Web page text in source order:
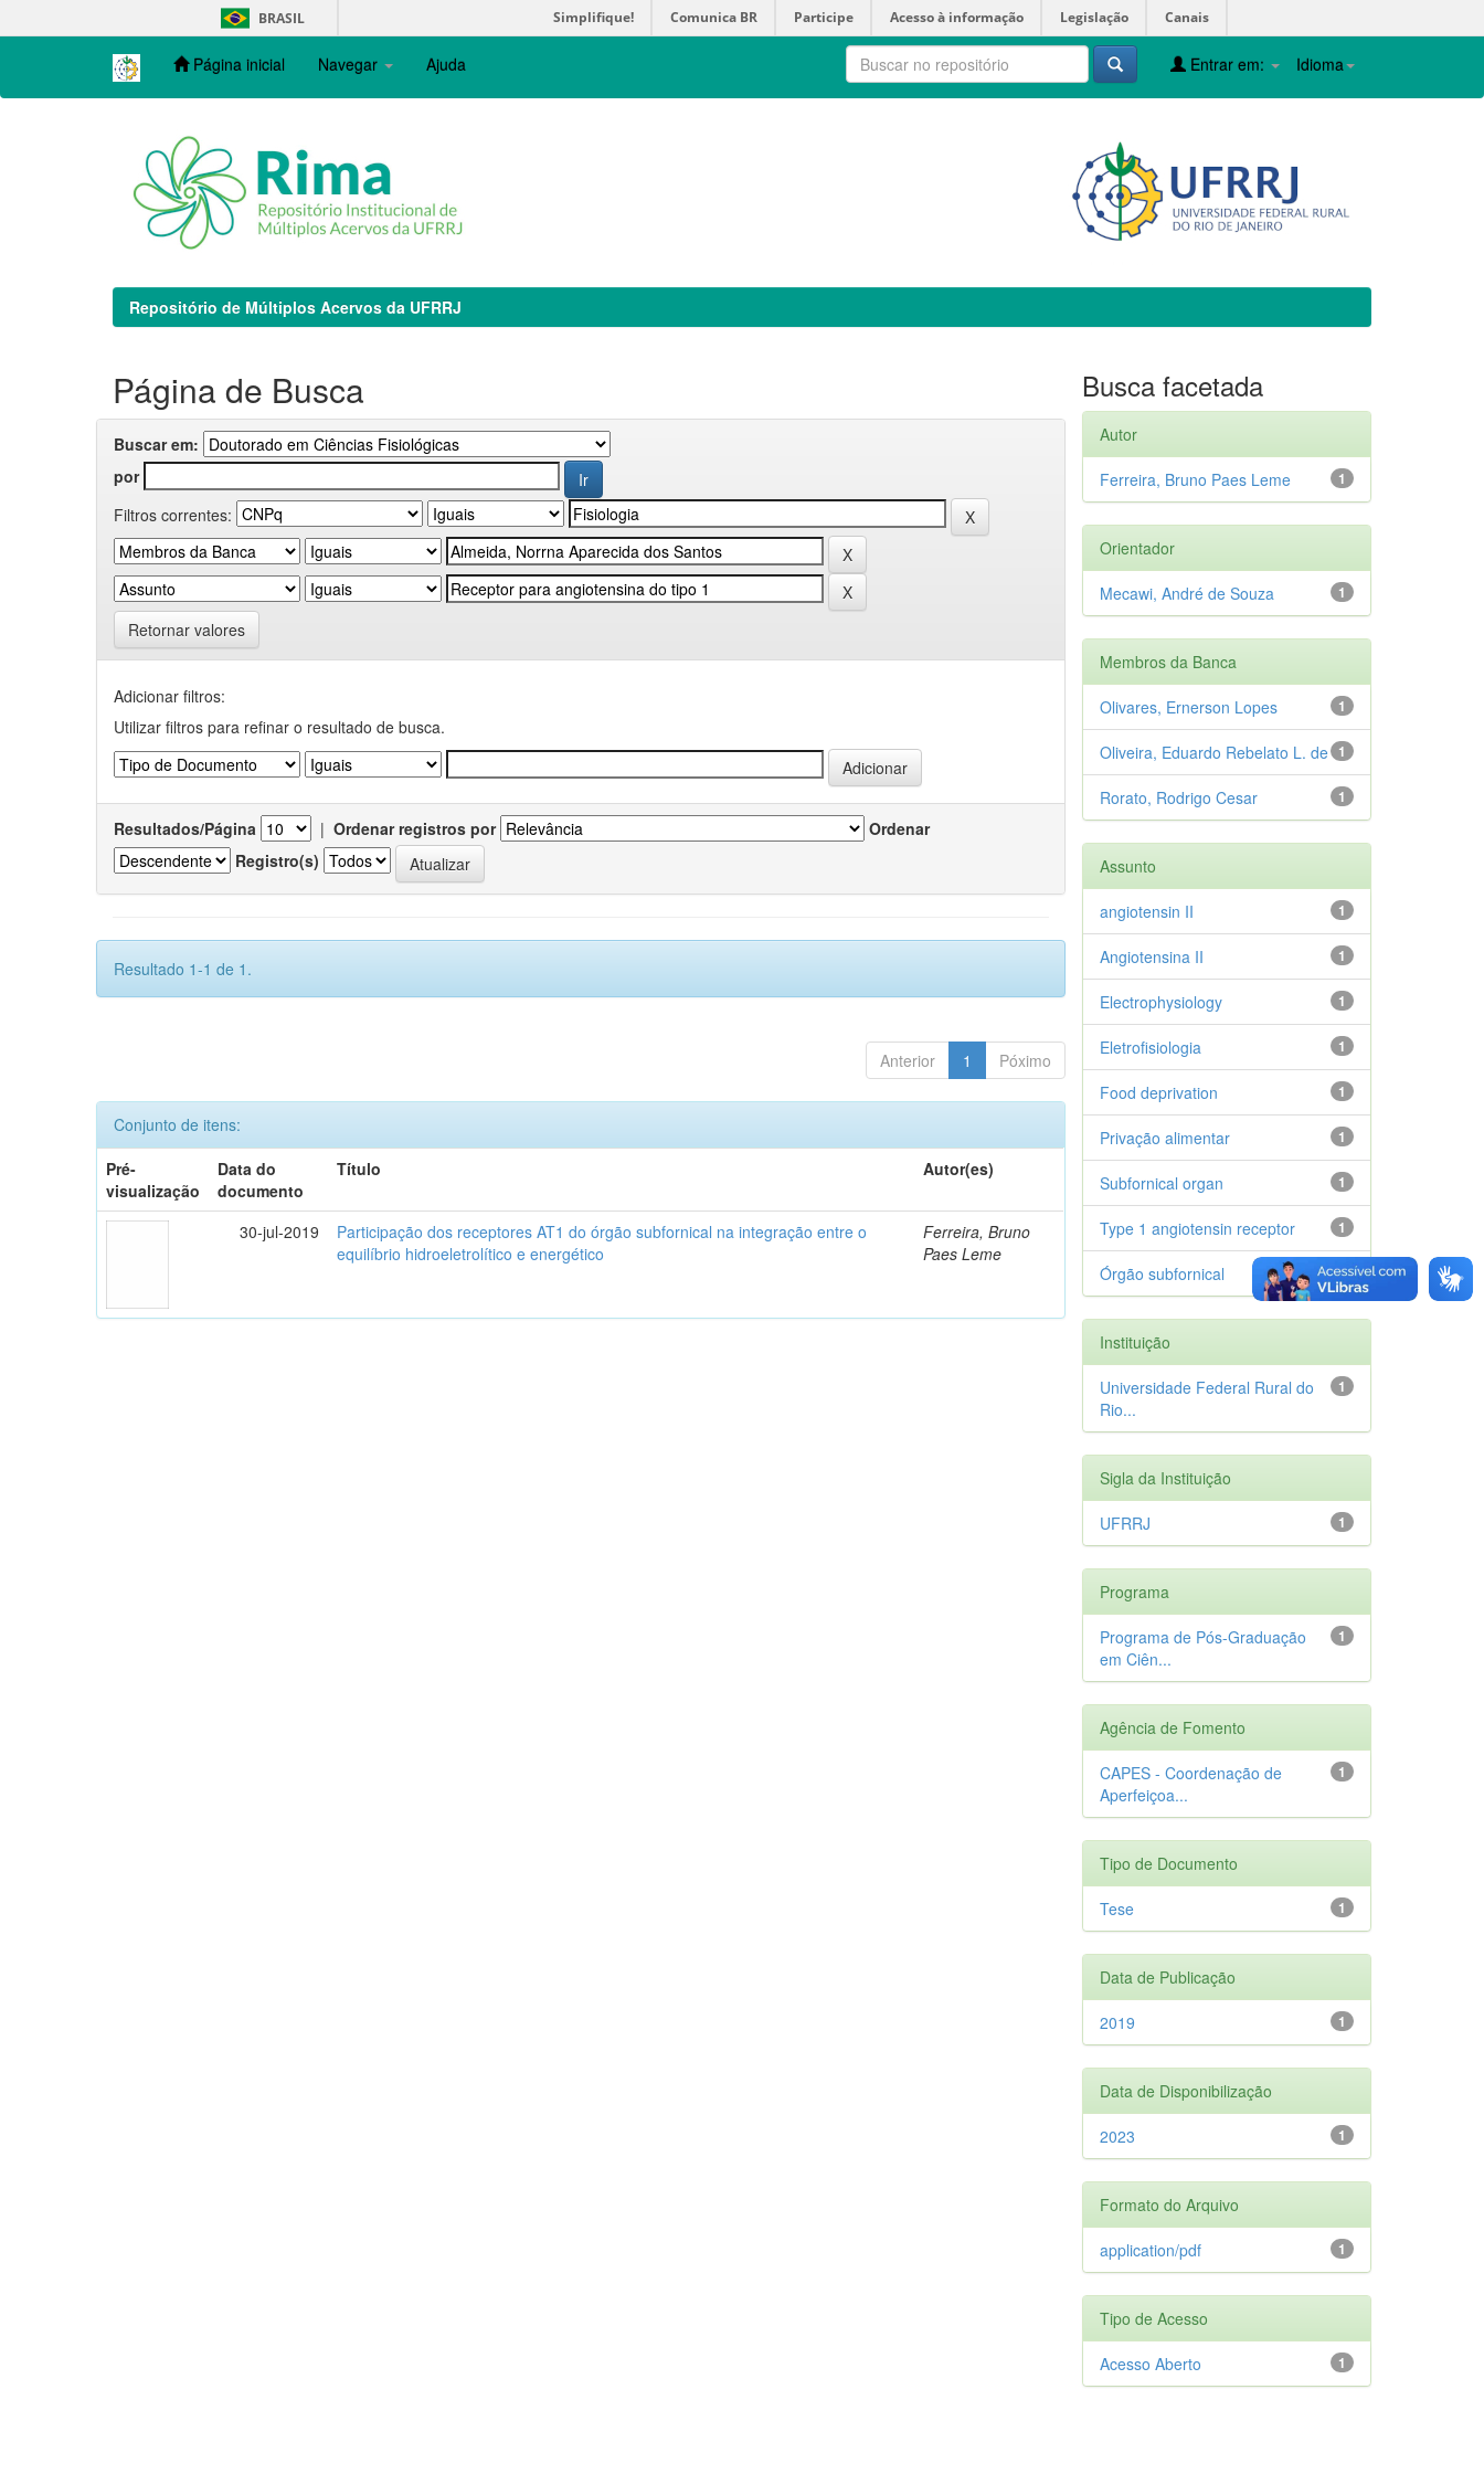
navigation
BRASIL Simplifique! Comunica BR Participe Acesso à informação Legislação Canais
Página inicial Navegar Ajuda Idioma
Entrar em:
Repositório de Múltiplos Acervos da UFRRJ
Página de Busca
Buscar em:
por
Filtros correntes:
Retornar valores
Adicionar filtros:
Utilizar filtros para refinar o resultado de busca.
Resultados/Página | Ordenar registros por
Ordenar
Registro(s)
Resultado 1-1 de 1.
Anterior 1 Póximo
Conjunto de itens:
Pré-
visualização
Data do
documento
Título Autor(es)
30-jul-2019
Participação dos receptores AT1 do órgão subfornical na integração entre o
equilíbrio hidroeletrolítico e energético
Ferreira, Bruno
Paes Leme
Busca facetada
Autor
1
Ferreira, Bruno Paes Leme
Orientador
1
Mecawi, André de Souza
Membros da Banca
1
Olivares, Ernerson Lopes
1
Oliveira, Eduardo Rebelato L. de
1
Rorato, Rodrigo Cesar
Assunto
1
angiotensin II
1
Angiotensina II
1
Electrophysiology
1
Eletrofisiologia
1
Food deprivation
1
Privação alimentar
1
Subfornical organ
1
Type 1 angiotensin receptor
1
Órgão subfornical
Instituição
1
Universidade Federal Rural do
Rio...
Sigla da Instituição
1
UFRRJ
Programa
1
Programa de Pós-Graduação
em Ciên...
Agência de Fomento
1
CAPES - Coordenação de
Aperfeiçoa...
Tipo de Documento
1
Tese
Data de Publicação
1
2019
Data de Disponibilização
1
2023
Formato do Arquivo
1
application/pdf
Tipo de Acesso
1
Acesso Aberto